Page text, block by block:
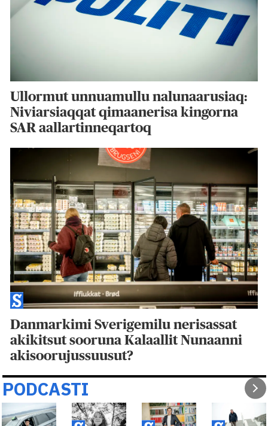
Ullormut unnuamullu nalunaarusiaq:
Niviarsiaqqat qimaanerisa kingorna
SAR aallartinneqartoq
Danmarkimi Sverigemilu nerisassat
akikitsut sooruna Kalaallit Nunaanni
akisoorujussuusut?
PODCASTI